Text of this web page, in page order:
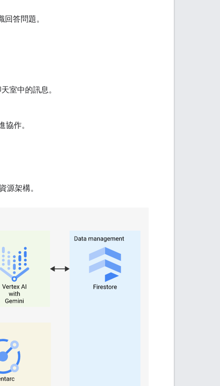
答問題。
室中的訊息。
作。
源架構。